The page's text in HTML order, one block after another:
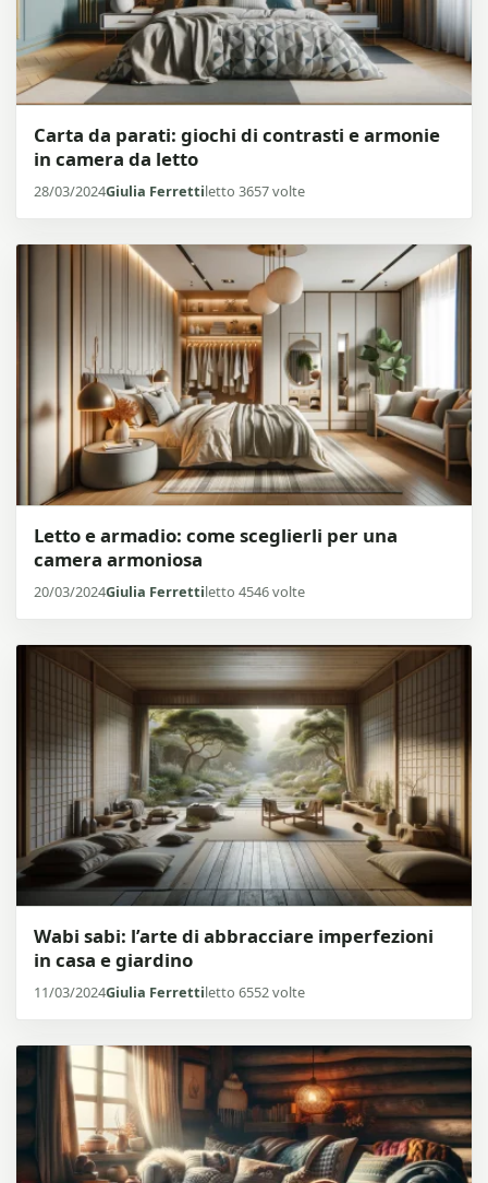
Carta da parati: giochi di contrasti e armonie
in camera da letto
28/03/2024Giulia Ferrettiletto 3657 volte
Letto e armadio: come sceglierli per una
camera armoniosa
20/03/2024Giulia Ferrettiletto 4546 volte
Wabi sabi: l’arte di abbracciare imperfezioni
in casa e giardino
11/03/2024Giulia Ferrettiletto 6552 volte